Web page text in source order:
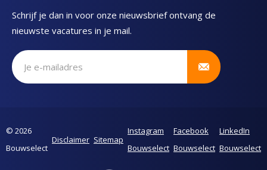
Schrijf je dan in voor onze nieuwsbrief ontvang de
nieuwste vacatures in je mail.
Schrijf je in voor onze nieuwsbrief
© 2026
Bouwselect
Disclaimer Sitemap
Instagram
Bouwselect
Facebook
Bouwselect
LinkedIn
Bouwselect